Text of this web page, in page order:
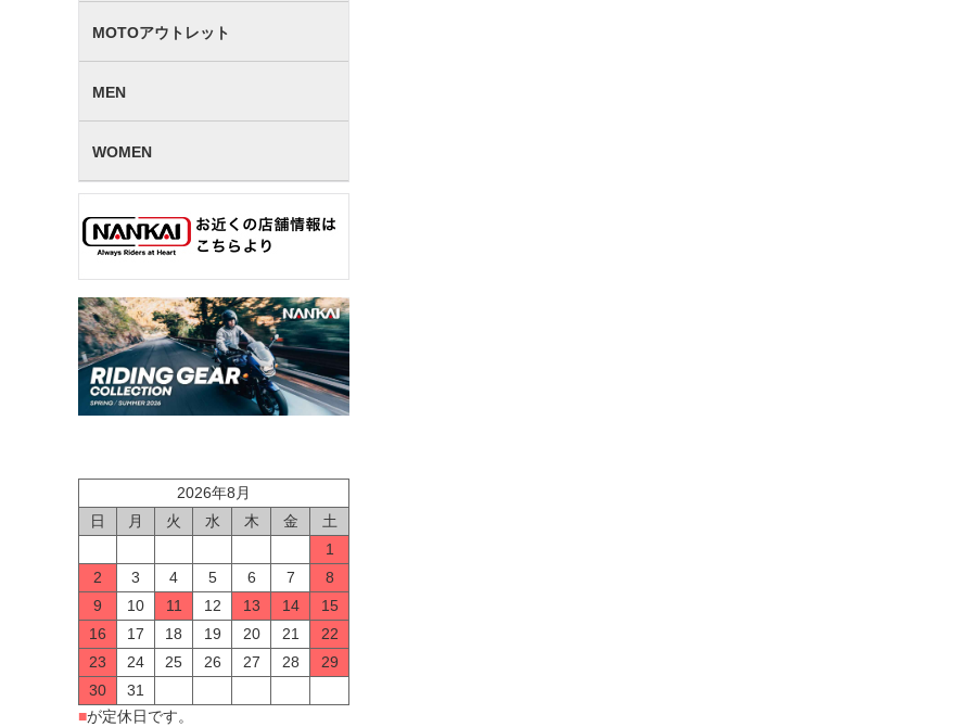
MOTOアウトレット
MEN
WOMEN
2026年8月
日
月 火 水 木 金
土
1
2
3 4 5 6 7
8
9
10 11 12 13 14
15
16
17 18 19 20 21
22
23
24 25 26 27 28
29
30
31
■が定休日です。